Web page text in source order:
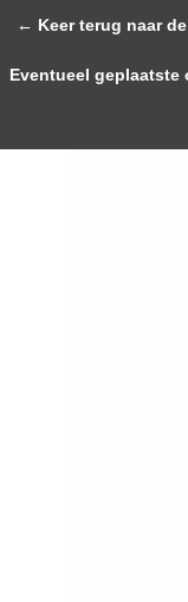
Home
← Keer terug naar
Eventueel